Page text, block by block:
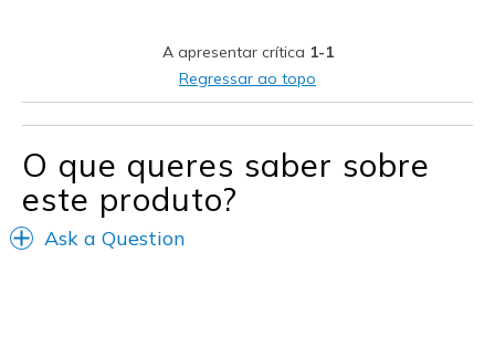
Feels true to width
Sizing
Feels true to size
View On Shoes
I'm Really Into Shoes
A apresentar crítica 1-1
Regressar ao topo
O que queres saber sobre
este produto?
Ask a Question